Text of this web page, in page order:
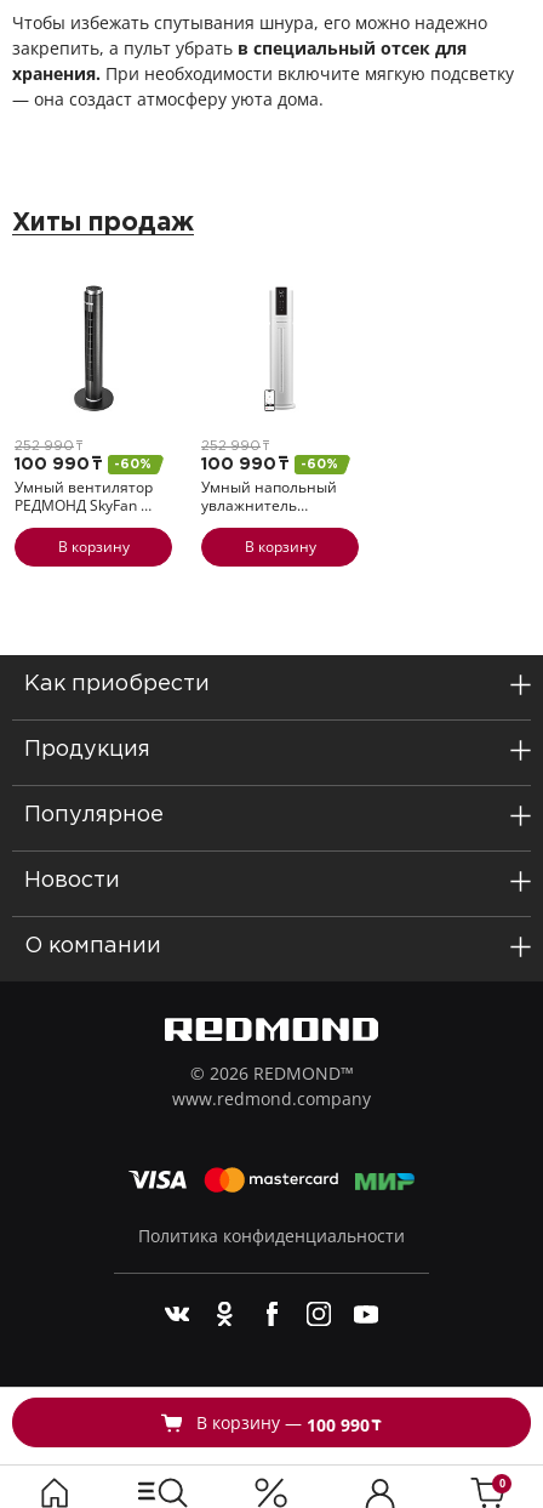
В корзину — 100 990т
Чтобы избежать спутывания шнура, его можно надежно
закрепить, а пульт убрать в специальный отсек для
хранения. При необходимости включите мягкую подсветку
— она создаст атмосферу уюта дома.
Хиты продаж
252 990 т
100 990 т -60%
Умный вентилятор
РЕДМОНД SkyFan …
В корзину
252 990 т
100 990 т -60%
Умный напольный
увлажнитель…
В корзину
Как приобрести
Продукция
Популярное
Новости
О компании
© 2026 REDMOND™
www.redmond.company
Политика конфиденциальности
0